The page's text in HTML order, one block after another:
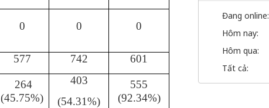
0 0 0
577 742 601
264
(45.75%)
403
(54.31%)
555
(92.34%)
Đang online:
Hôm nay:
Hôm qua:
Tất cả: